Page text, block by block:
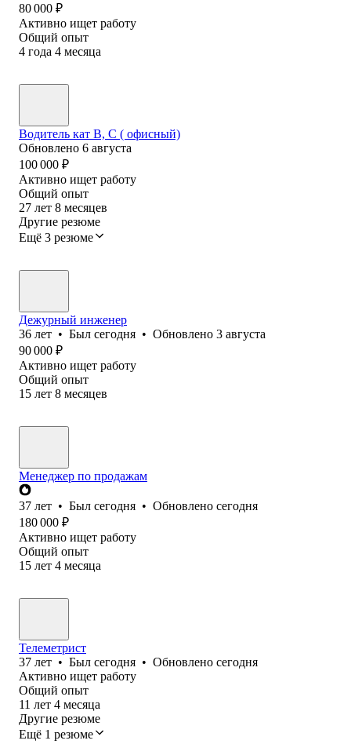
80 000 ₽
Активно ищет работу
Общий опыт
4 года 4 месяца
Водитель кат В, С ( офисный)
Обновлено 6 августа
100 000 ₽
Активно ищет работу
Общий опыт
27 лет 8 месяцев
Другие резюме
Ещё 3 резюме
Дежурный инженер
36 лет • Был сегодня • Обновлено 3 августа
90 000 ₽
Активно ищет работу
Общий опыт
15 лет 8 месяцев
Менеджер по продажам
37 лет • Был сегодня • Обновлено сегодня
180 000 ₽
Активно ищет работу
Общий опыт
15 лет 4 месяца
Телеметрист
37 лет • Был сегодня • Обновлено сегодня
Активно ищет работу
Общий опыт
11 лет 4 месяца
Другие резюме
Ещё 1 резюме